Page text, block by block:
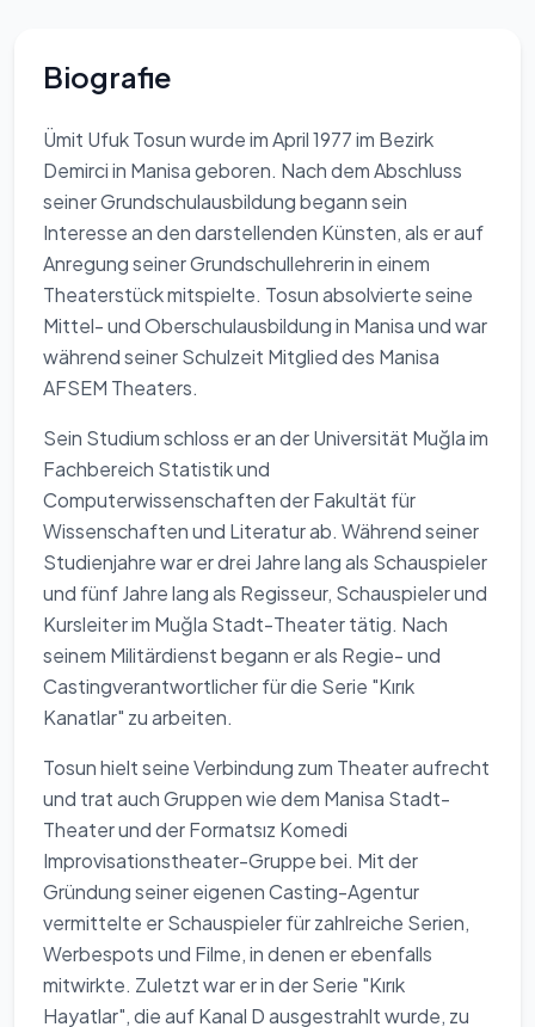
Biografie
Ümit Ufuk Tosun wurde im April 1977 im Bezirk
Demirci in Manisa geboren. Nach dem Abschluss
seiner Grundschulausbildung begann sein
Interesse an den darstellenden Künsten, als er auf
Anregung seiner Grundschullehrerin in einem
Theaterstück mitspielte. Tosun absolvierte seine
Mittel- und Oberschulausbildung in Manisa und war
während seiner Schulzeit Mitglied des Manisa
AFSEM Theaters.
Sein Studium schloss er an der Universität Muğla im
Fachbereich Statistik und
Computerwissenschaften der Fakultät für
Wissenschaften und Literatur ab. Während seiner
Studienjahre war er drei Jahre lang als Schauspieler
und fünf Jahre lang als Regisseur, Schauspieler und
Kursleiter im Muğla Stadt-Theater tätig. Nach
seinem Militärdienst begann er als Regie- und
Castingverantwortlicher für die Serie "Kırık
Kanatlar" zu arbeiten.
Tosun hielt seine Verbindung zum Theater aufrecht
und trat auch Gruppen wie dem Manisa Stadt-
Theater und der Formatsız Komedi
Improvisationstheater-Gruppe bei. Mit der
Gründung seiner eigenen Casting-Agentur
vermittelte er Schauspieler für zahlreiche Serien,
Werbespots und Filme, in denen er ebenfalls
mitwirkte. Zuletzt war er in der Serie "Kırık
Hayatlar", die auf Kanal D ausgestrahlt wurde, zu